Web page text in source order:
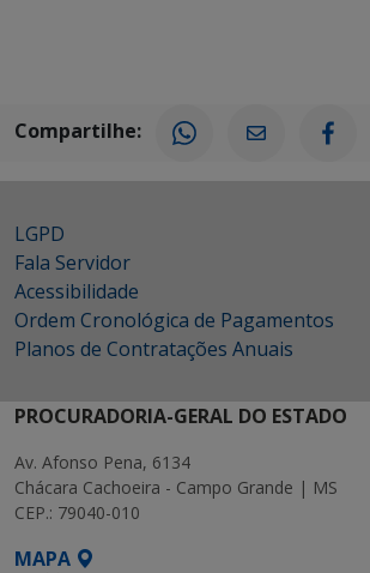
Compartilhe:
LGPD
Fala Servidor
Acessibilidade
Ordem Cronológica de Pagamentos
Planos de Contratações Anuais
PROCURADORIA-GERAL DO ESTADO
Av. Afonso Pena, 6134
Chácara Cachoeira - Campo Grande | MS
CEP.: 79040-010
MAPA